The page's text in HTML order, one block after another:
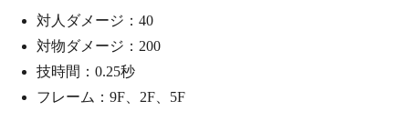
対人ダメージ：40
対物ダメージ：200
技時間：0.25秒
フレーム：9F、2F、5F